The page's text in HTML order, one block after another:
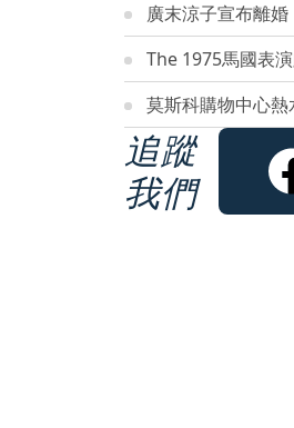
廣末涼子宣布離
The 1975馬國表
莫斯科購物中心
追蹤
我們